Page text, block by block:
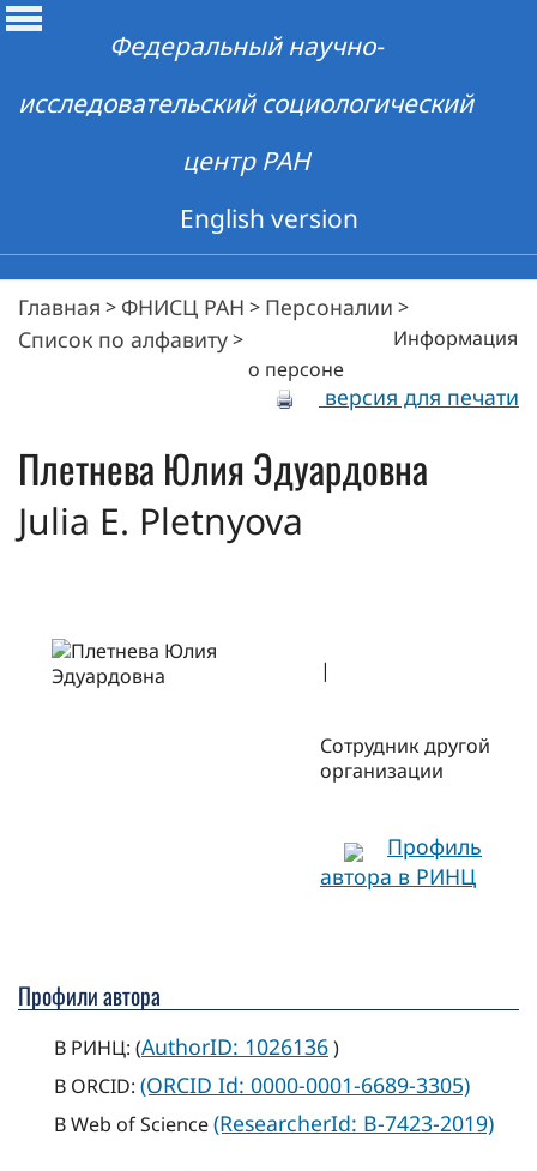
Федеральный научно-
исследовательский социологический
центр РАН
English version
Главная > ФНИСЦ РАН > Персоналии >
Список по алфавиту>
Информация
о персоне
версия для печати
Плетнева Юлия Эдуардовна
Julia E. Pletnyova
|
Сотрудник другой
организации
Профиль
автора в РИНЦ
Профили автора
В РИНЦ: (AuthorID: 1026136)
В ORCID: (ORCID Id: 0000-0001-6689-3305)
В Web of Science(ResearcherId: B-7423-2019)